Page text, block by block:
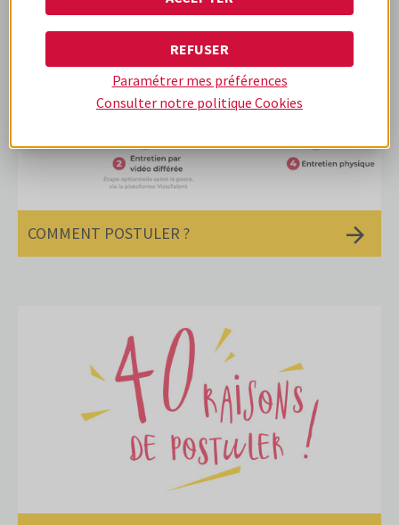
COMMENT POSTULER ?
REFUSER
Paramétrer mes préférences
Consulter notre politique Cookies